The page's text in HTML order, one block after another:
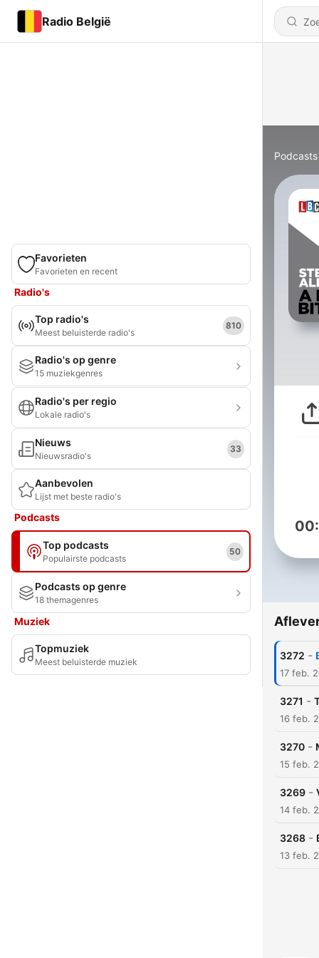
Radio België
Favorieten
Favorieten en recent
Radio's
Top radio's
Meest beluisterde radio's
810
Radio's op genre
15 muziekgenres
Radio's per regio
Lokale radio's
Nieuws
Nieuwsradio's
33
Aanbevolen
Lijst met beste radio's
Podcasts
Top podcasts
Populairste podcasts
50
Podcasts op genre
18 themagenres
Muziek
Topmuziek
Meest beluisterde muziek
Podcasts
3272 -
17 feb.
3271 -
16 feb.
3270 -
15 feb.
3269 -
14 feb.
3268 -
13 feb.